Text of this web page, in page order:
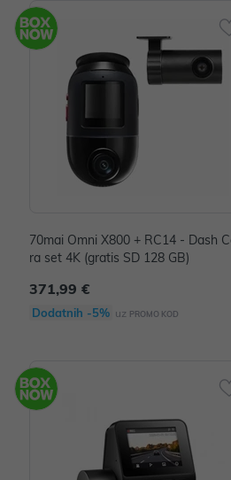
70mai Omni X800 + RC14 - Dash
ra set 4K (gratis SD 128 GB)
371,99 €
Dodatnih -5% uz PROMO KOD